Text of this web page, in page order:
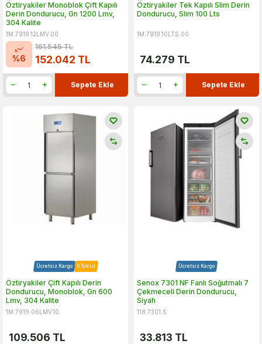
Öztiryakiler Monoblok Çift Kapılı
Derin Dondurucu, Gn 1200 Lmv,
304 Kalite
1M.7919.12LMV.00
%6
161.545TL
152.042 TL
Sepete Ekle
Öztiryakiler Tek Kapılı Slim Derin
Dondurucu, Slim 100 Lts
1M.7919.10LTS.00
74.279 TL
Sepete Ekle
Ücretsiz Kargo 9 Taksit
Öztiryakiler Çift Kapılı Derin
Dondurucu, Monoblok, Gn 600
Lmv, 304 Kalite
1M.7919.06LMV.10
109.506 TL
Ücretsiz Kargo
Senox 7301 NF Fanlı Soğutmalı 7
Çekmeceli Derin Dondurucu,
Siyah
118.7301.S
33.813 TL